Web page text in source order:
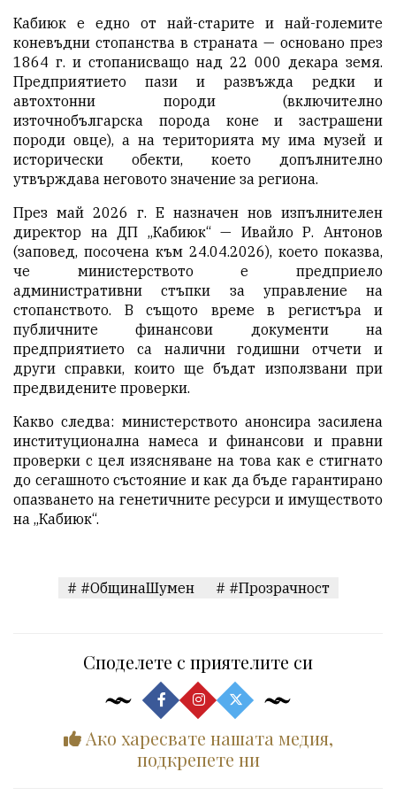
Кабиюк е едно от най-старите и най-големите
коневъдни стопанства в страната — основано през
1864 г. и стопанисващо над 22 000 декара земя.
Предприятието пази и развъжда редки и
автохтонни породи (включително
източнобългарска порода коне и застрашени
породи овце), а на територията му има музей и
исторически обекти, което допълнително
утвърждава неговото значение за региона.
През май 2026 г. Е назначен нов изпълнителен
директор на ДП „Кабиюк“ — Ивайло Р. Антонов
(заповед, посочена към 24.04.2026), което показва,
че министерството е предприело
административни стъпки за управление на
стопанството. В същото време в регистъра и
публичните финансови документи на
предприятието са налични годишни отчети и
други справки, които ще бъдат използвани при
предвидените проверки.
Какво следва: министерството анонсира засилена
институционална намеса и финансови и правни
проверки с цел изясняване на това как е стигнато
до сегашното състояние и как да бъде гарантирано
опазването на генетичните ресурси и имуществото
на „Кабиюк“.
# #ОбщинаШумен # #Прозрачност
Споделете с приятелите си
Ако харесвате нашата медия,
подкрепете ни